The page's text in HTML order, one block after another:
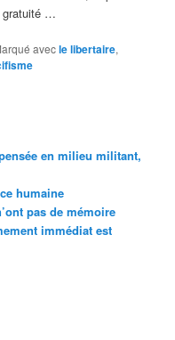
gratuité …
avecle libertaire,
en milieu militant,
humaine
pas de mémoire
immédiat est